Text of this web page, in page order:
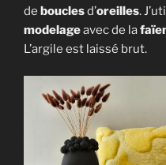
de bouclesd’oreilles.
modelageavec de la
L’argile est laissé brut.